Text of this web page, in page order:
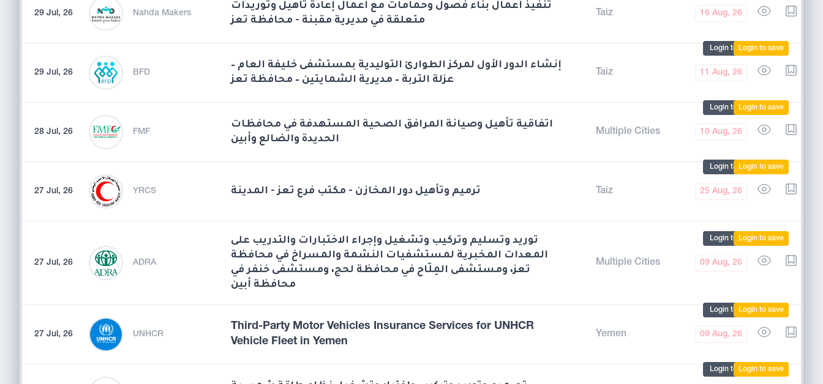
29 Jul, 26 Nahda Makers
تنفيذ أعمال بناء فصول وحمامات مع أعمال إعادة تأهيل وتوريدات
متعلقة في مديرية مقبنة - محافظة تعز
Taiz 16 Aug, 26
29 Jul, 26 BFD
إنشاء الدور الأول لمركز الطوارئ التوليدية بمستشفى خليفة العام –
عزلة التربة – مديرية الشمايتين – محافظة تعز
Taiz 11 Aug, 26
Login to markLogin to save
28 Jul, 26 FMF
اتفاقية تأهيل وصيانة المرافق الصحية المستهدفة في محافظات
الحديدة والضالع وأبين
Multiple Cities 10 Aug, 26
Login to markLogin to save
27 Jul, 26 YRCS ترميم وتأهيل دور المخازن - مكتب فرع تعز - المدينة Taiz 25 Aug, 26
Login to markLogin to save
27 Jul, 26 ADRA
توريد وتسليم وتركيب وتشغيل وإجراء الاختبارات والتدريب على
المعدات المخبرية لمستشفيات النشمة والمسراخ في محافظة
تعز، ومستشفى المِلّاح في محافظة لحج، ومستشفى خنفر في
محافظة أبين
Multiple Cities 09 Aug, 26
Login to markLogin to save
27 Jul, 26 UNHCR
Third-Party Motor Vehicles Insurance Services for UNHCR
Vehicle Fleet in Yemen
Yemen 09 Aug, 26
Login to markLogin to save
Login to markLogin to save